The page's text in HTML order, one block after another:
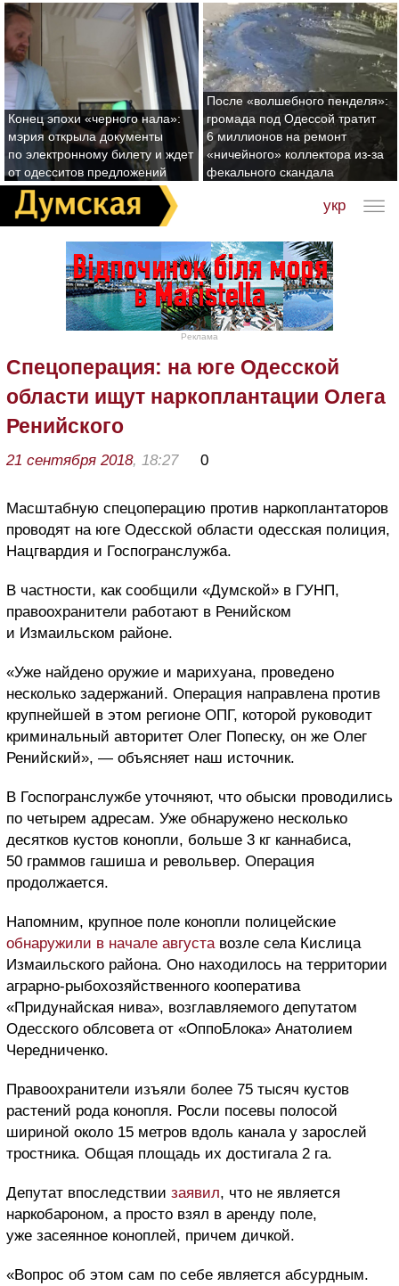
Конец эпохи «черного нала»:
мэрия открыла документы
по электронному билету и ждет
от одесситов предложений
После «волшебного пенделя»:
громада под Одессой тратит
6 миллионов на ремонт
«ничейного» коллектора из-за
фекального скандала
укр
Реклама
Спецоперация: на юге Одесской
области ищут наркоплантации Олега
Ренийского
21 сентября 2018, 18:27 0
Масштабную спецоперацию против наркоплантаторов
проводят на юге Одесской области одесская полиция,
Нацгвардия и Госпогранслужба.
В частности, как сообщили «Думской» в ГУНП,
правоохранители работают в Ренийском
и Измаильском районе.
«Уже найдено оружие и марихуана, проведено
несколько задержаний. Операция направлена против
крупнейшей в этом регионе ОПГ, которой руководит
криминальный авторитет Олег Попеску, он же Олег
Ренийский», — объясняет наш источник.
В Госпогранслужбе уточняют, что обыски проводились
по четырем адресам. Уже обнаружено несколько
десятков кустов конопли, больше 3 кг каннабиса,
50 граммов гашиша и револьвер. Операция
продолжается.
Напомним, крупное поле конопли полицейские
обнаружили в начале августа возле села Кислица
Измаильского района. Оно находилось на территории
аграрно-рыбохозяйственного кооператива
«Придунайская нива», возглавляемого депутатом
Одесского облсовета от «ОппоБлока» Анатолием
Чередниченко.
Правоохранители изъяли более 75 тысяч кустов
растений рода конопля. Росли посевы полосой
шириной около 15 метров вдоль канала у зарослей
тростника. Общая площадь их достигала 2 га.
Депутат впоследствии заявил, что не является
наркобароном, а просто взял в аренду поле,
уже засеянное коноплей, причем дичкой.
«Вопрос об этом сам по себе является абсурдным.